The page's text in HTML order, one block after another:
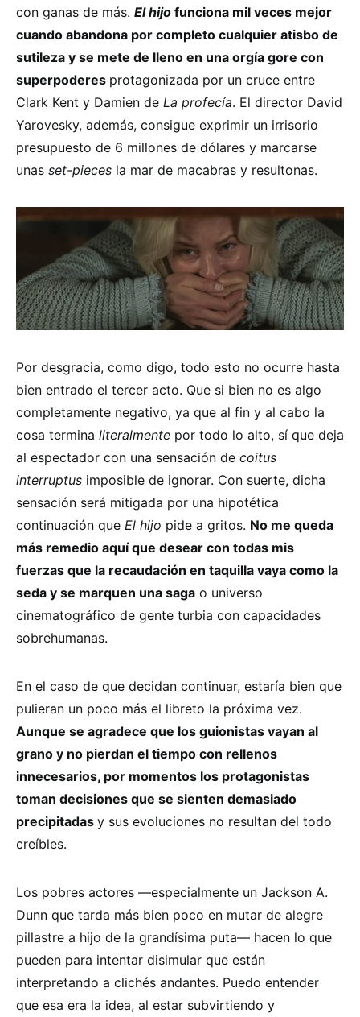
con ganas de más. El hijo funciona mil veces mejor
cuando abandona por completo cualquier atisbo de
sutileza y se mete de lleno en una orgía gore con
superpoderes protagonizada por un cruce entre
Clark Kent y Damien de La profecía. El director David
Yarovesky, además, consigue exprimir un irrisorio
presupuesto de 6 millones de dólares y marcarse
unas set-pieces la mar de macabras y resultonas.
Por desgracia, como digo, todo esto no ocurre hasta
bien entrado el tercer acto. Que si bien no es algo
completamente negativo, ya que al fin y al cabo la
cosa termina literalmente por todo lo alto, sí que deja
al espectador con una sensación de coitus
interruptus imposible de ignorar. Con suerte, dicha
sensación será mitigada por una hipotética
continuación que El hijo pide a gritos. No me queda
más remedio aquí que desear con todas mis
fuerzas que la recaudación en taquilla vaya como la
seda y se marquen una saga o universo
cinematográfico de gente turbia con capacidades
sobrehumanas.
En el caso de que decidan continuar, estaría bien que
pulieran un poco más el libreto la próxima vez.
Aunque se agradece que los guionistas vayan al
grano y no pierdan el tiempo con rellenos
innecesarios, por momentos los protagonistas
toman decisiones que se sienten demasiado
precipitadas y sus evoluciones no resultan del todo
creíbles.
Los pobres actores —especialmente un Jackson A.
Dunn que tarda más bien poco en mutar de alegre
pillastre a hijo de la grandísima puta— hacen lo que
pueden para intentar disimular que están
interpretando a clichés andantes. Puedo entender
que esa era la idea, al estar subvirtiendo y